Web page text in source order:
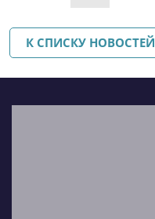
К СПИСКУ НОВОСТЕЙ